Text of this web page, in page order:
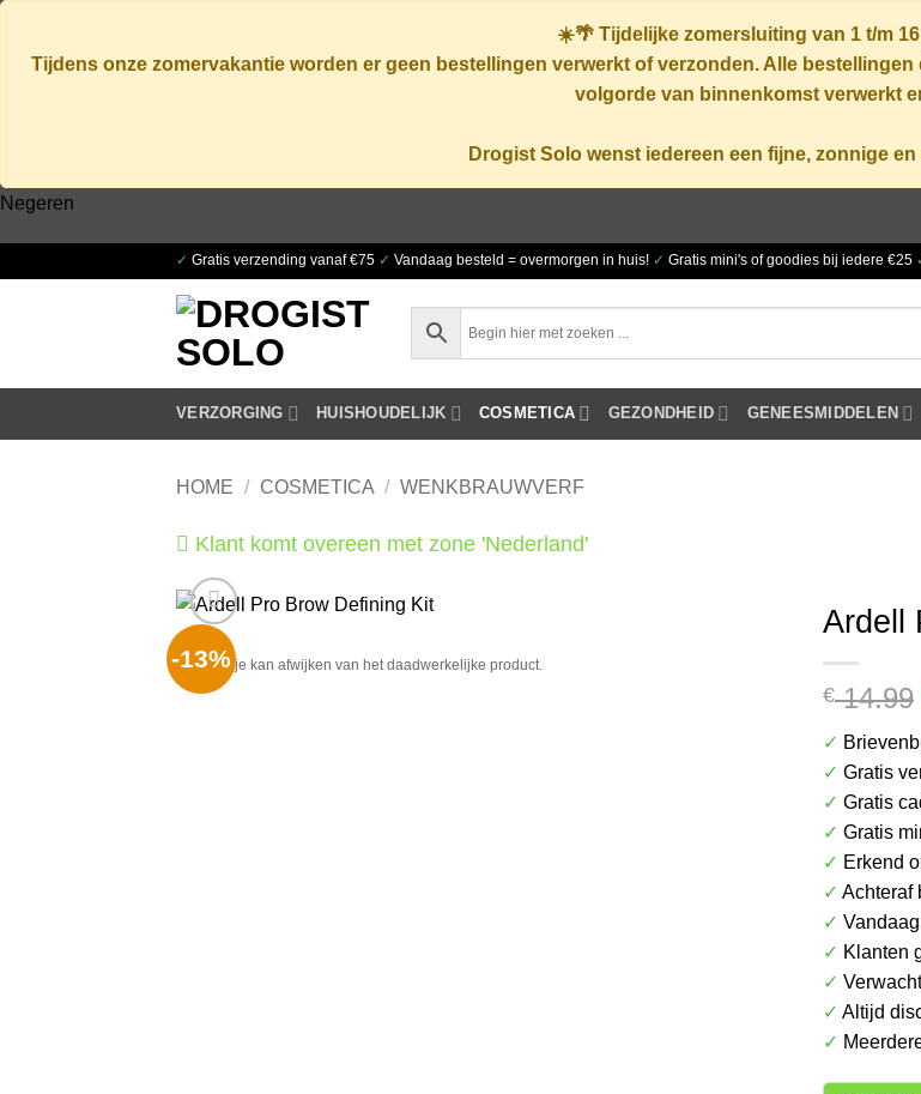
☀️🌴 Tijdelijke zomersluiting van 1 t/m
Tijdens onze zomervakantie worden er geen bestellingen verwerkt of verzonden. Alle
volgorde van binnenkomst verwerkt
Drogist Solo wenst iedereen een fijne, zonnige
Negeren
✓ Gratis verzending vanaf €75 ✓ Vandaag besteld = overmorgen in huis! ✓ Gratis mini's of goodies bij iedere €25
VERZORGING HUISHOUDELIJK COSMETICA GEZONDHEID GENEESMIDDELEN
HOME / COSMETICA / WENKBRAUWVERF
Klant komt overeen met zone 'Nederland'
-13%
Het plaatje kan
Het plaatje kan afwijken van het daadwerkelijke product.
Ardell
€14.99
✓
✓ Gratis
✓ Gratis
✓ Gratis
✓ Erkend
✓ Achteraf
✓
✓ Klanten
✓
✓ Altijd
✓